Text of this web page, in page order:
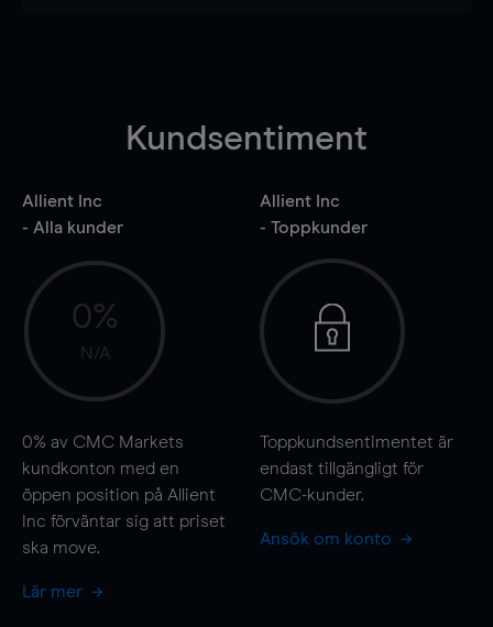
Kundsentiment
Allient Inc
- Alla kunder
0%
N/A
0% av CMC Markets
kundkonton med en
öppen position på Allient
Inc förväntar sig att priset
ska move.
Lär mer
Allient Inc
- Toppkunder
Toppkundsentimentet är
endast tillgängligt för
CMC-kunder.
Ansök om konto